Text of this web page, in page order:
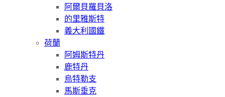
阿爾貝羅貝洛
的里雅斯特
義大利國鐵
荷蘭
阿姆斯特丹
鹿特丹
烏特勒支
馬斯垂克